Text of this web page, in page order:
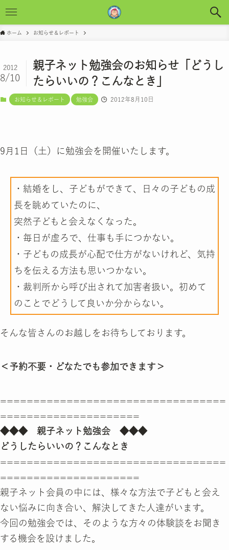
ホーム お知らせ＆レポート
親子ネット勉強会のお知らせ「どうし
たらいいの？こんなとき」
2012
8/10
お知らせ＆レポート 勉強会 2012年8月10日
9月1日（土）に勉強会を開催いたします。
・結婚をし、子どもができて、日々の子どもの成
長を眺めていたのに、
突然子どもと会えなくなった。
・毎日が虚ろで、仕事も手につかない。
・子どもの成長が心配で仕方がないけれど、気持
ちを伝える方法も思いつかない。
・裁判所から呼び出されて加害者扱い。初めて
のことでどうして良いか分からない。
そんな皆さんのお越しをお待ちしております。
＜予約不要・どなたでも参加できます＞
==================================
=====================
◆◆◆ 親子ネット勉強会 ◆◆◆
どうしたらいいの？こんなとき
==================================
=====================
親子ネット会員の中には、様々な方法で子どもと会え
ない悩みに向き合い、解決してきた人達がいます。
今回の勉強会では、そのような方々の体験談をお聞き
する機会を設けました。